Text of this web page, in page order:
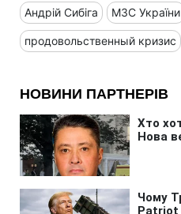
Андрій Сибіга МЗС України
продовольственный кризис